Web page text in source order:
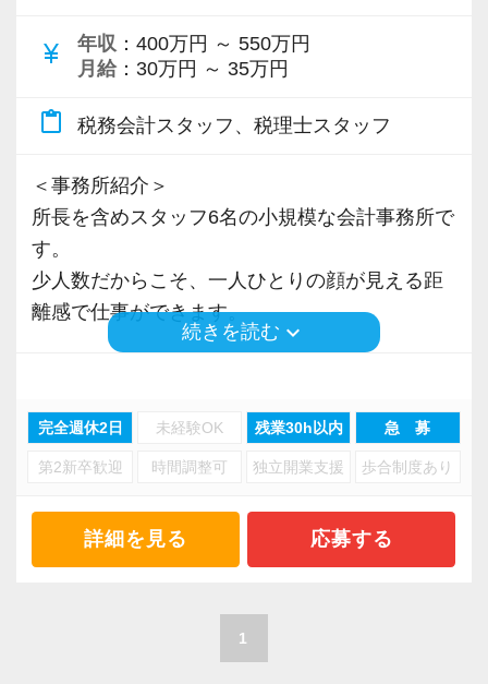
- 残業少なめ:繁忙期以外は定時での退勤が中心
- ワークライフバランスを大切にする風土:実際
間が確保しやすい」との評価
- 安定した顧客基盤:長年のお付き合いのあるお
客様が中心で、飛び込み営業のようなプレッシ
ャーはありません
- 少人数ならではの風通しの良さ:所長との距離
が近く、日々の相談がしやすい環境です
験やスキルを活かした担当割りができています
- 相談しやすい環境:業務や顧客対応で悩んだと
すい雰囲気です
currency_yen 年収 ：400万円 ～ 550万円
月給 ：30万円 ～ 35万円
content_paste 税務会計スタッフ、税理士スタッフ
＜事務所紹介＞
所長を含めスタッフ6名の小規模な会計事務所で
す。
少人数だからこそ、一人ひとりの顔が見える距
離感で仕事ができます。
- お客様との継続年数は最長 35年
このような数字が示す通り、「人」も「お客様
転職・独立の多い業界の中で、腰を据えて働け
る環境を大切にしています。
また、堅実な経営を長年続けているお客様が中
心のため、無理な要求や急な対応を求められる
続きを読む keyboard_arrow_down
完全週休2日 未経験OK 残業30h以内 急 募
第2新卒歓迎 時間調整可 独立開業支援 歩合制度あり
詳細を見る 応募する
1